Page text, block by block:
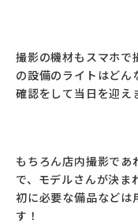
撮影の機材もスマホで
の設備のライトはどん
確認をして当日を迎え
もちろん店内撮影であ
で、モデルさんが決ま
初に必要な備品などは
す！